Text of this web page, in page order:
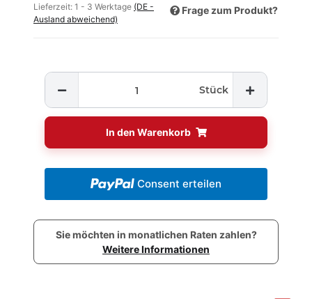
Lieferzeit: 1 - 3 Werktage (DE -
Ausland abweichend)
Frage zum Produkt?
Stück
In den Warenkorb
Consent erteilen
Sie möchten in monatlichen Raten zahlen?
Weitere Informationen